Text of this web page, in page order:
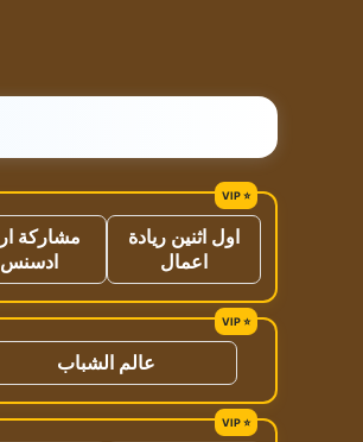
اول اثنين ريادة
اعمال
مشاركة
ادسنس
عالم الشباب